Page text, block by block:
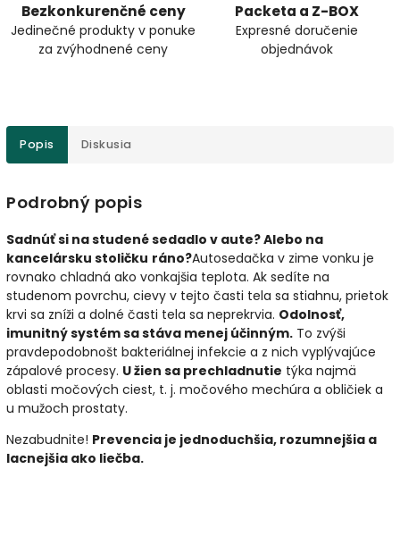
Bezkonkurenčné ceny
Jedinečné produkty v ponuke
za zvýhodnené ceny
Packeta a Z-BOX
Expresné doručenie
objednávok
Popis Diskusia
Podrobný popis
Sadnúť si na studené sedadlo v aute? Alebo na
kancelársku stoličku ráno?Autosedačka v zime vonku je
rovnako chladná ako vonkajšia teplota. Ak sedíte na
studenom povrchu, cievy v tejto časti tela sa stiahnu, prietok
krvi sa zníži a dolné časti tela sa neprekrvia. Odolnosť,
imunitný systém sa stáva menej účinným. To zvýši
pravdepodobnošt bakteriálnej infekcie a z nich vyplývajúce
zápalové procesy. U žien sa prechladnutie týka najmä
oblasti močových ciest, t. j. močového mechúra a obličiek a
u mužoch prostaty.
Nezabudnite! Prevencia je jednoduchšia, rozumnejšia a
lacnejšia ako liečba.